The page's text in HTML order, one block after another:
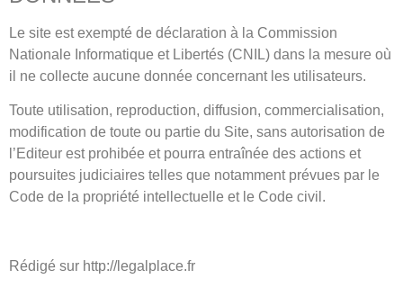
Le site est exempté de déclaration à la Commission
Nationale Informatique et Libertés (CNIL) dans la mesure où
il ne collecte aucune donnée concernant les utilisateurs.
Toute utilisation, reproduction, diffusion, commercialisation,
modification de toute ou partie du Site, sans autorisation de
l’Editeur est prohibée et pourra entraînée des actions et
poursuites judiciaires telles que notamment prévues par le
Code de la propriété intellectuelle et le Code civil.
Rédigé sur http://legalplace.fr